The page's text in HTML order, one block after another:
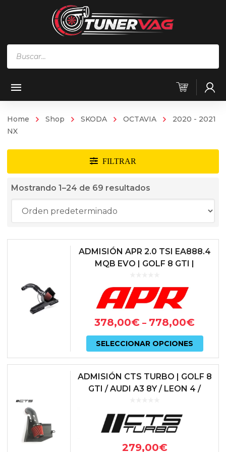
Home Shop SKODA OCTAVIA
2020 - 2021
NX
Mostrando 1–24 de 69 resultados
ADMISIÓN APR 2.0 TSI EA888.4
MQB EVO | GOLF 8 GTI |
378,00€ – 778,00€
SELECCIONAR OPCIONES
Este
tiene
ADMISIÓN CTS TURBO | GOLF 8
GTI / AUDI A3 8Y / LEON 4 /
GEN 4) | CTS-IT-272R
279,00€